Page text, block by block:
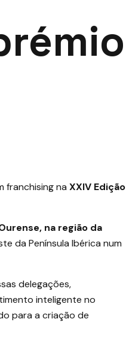
franchising na XXIV Edição
na região da
da Península Ibérica num
delegações,
inteligente no
para a criação de